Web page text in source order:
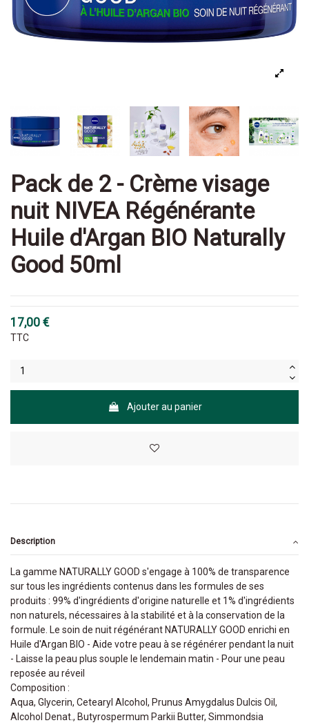
Pack de 2 - Crème visage
nuit NIVEA Régénérante
Huile d'Argan BIO Naturally
Good 50ml
17,00 €
TTC
Ajouter au panier
Description
La gamme NATURALLY GOOD s'engage à 100% de transparence
sur tous les ingrédients contenus dans les formules de ses
produits : 99% d'ingrédients d'origine naturelle et 1% d'ingrédients
non naturels, nécessaires à la stabilité et à la conservation de la
formule. Le soin de nuit régénérant NATURALLY GOOD enrichi en
Huile d'Argan BIO - Aide votre peau à se régénérer pendant la nuit
- Laisse la peau plus souple le lendemain matin - Pour une peau
reposée au réveil
Composition :
Aqua, Glycerin, Cetearyl Alcohol, Prunus Amygdalus Dulcis Oil,
Alcohol Denat., Butyrospermum Parkii Butter, Simmondsia